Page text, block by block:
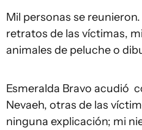
Mil personas se
retratos de las víctimas,
animales de peluche o
Esmeralda Bravo acudió
Nevaeh, otras de las
ninguna explicación; mi